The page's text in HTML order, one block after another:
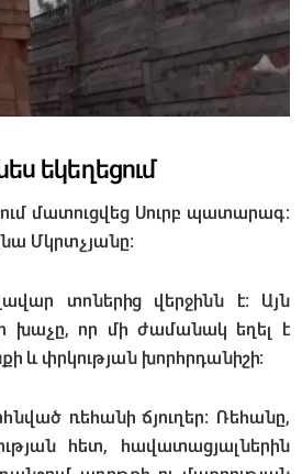
եկեղեցում
մատուցվեց Սուրբ պատարագ։
Մկրտչյանը։
տոներից վերջինն է։ Այն
խաչը, որ մի ժամանակ եղել է
և փրկության խորհրդանիշի։
ռեհանի ճյուղեր։ Ռեհանը,
հետ, հավատացյալներին